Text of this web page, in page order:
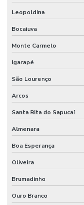
Manutenção Predial
Manutenção Predial De
Manutenção Predial De
Manutenção Predial De
Manutenção Predial E
Manutenção Predial Para
Manutenção predial
Manutenção Predial
Manutenção Preditiva
Leopoldina
Bocaiuva
Monte Carmelo
Igarapé
São Lourenço
Arcos
Santa Rita do Sapucaí
Almenara
Boa Esperança
Oliveira
Brumadinho
Ouro Branco